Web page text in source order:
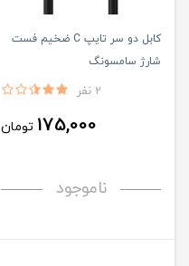
کابل دو سر تایپ C ضخیم فست
شارژ سامسونگ
2 نفر
175,000 تومان
ناموجود